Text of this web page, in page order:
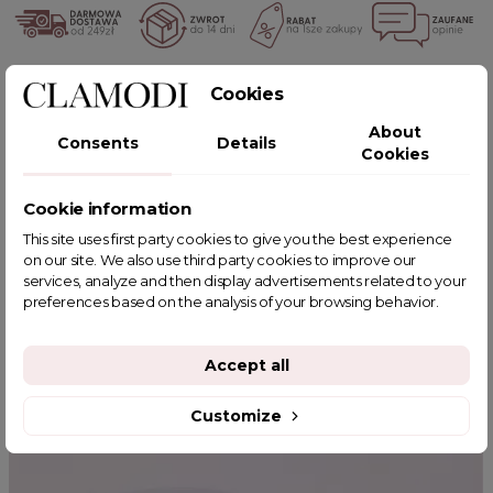
POWIĄZANE TAGI
YOU MIGHT ALSO LIKE
Cookies
Consents Details
About
Cookies
Cookie information
This site uses first party cookies to give you the best experience
on our site. We also use third party cookies to improve our
services, analyze and then display advertisements related to your
preferences based on the analysis of your browsing behavior.
Customize
Accept all